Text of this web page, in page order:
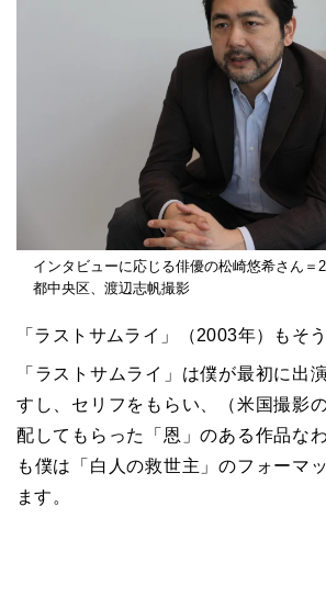
インタビューに応じる俳優の松崎悠希さん＝
都中央区、渡辺志帆撮影
「ラストサムライ」（2003年）もそう
「ラストサムライ」は僕が最初に出
すし、セリフをもらい、（米国撮影
配してもらった「恩」のある作品な
も僕は「白人の救世主」のフォーマ
ます。